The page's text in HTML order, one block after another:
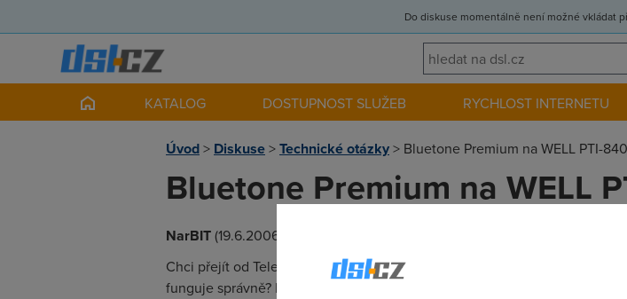
Do diskuse momentálně není možné vkládat
KATALOG DOSTUPNOST SLUŽEB RYCHLOST INTERNETU
Úvod> Diskuse>Technické otázky> Bluetone Premium na WELL PTI-840
Bluetone Premium na WELL
NarBIT(19.6.2006 17:47:23)
Chci přejít od Telecomu k Č.R. Bluetone a mam svuj ADSL modem
funguje správně? Dle stránek bluetone.cz by měl ADSL modem